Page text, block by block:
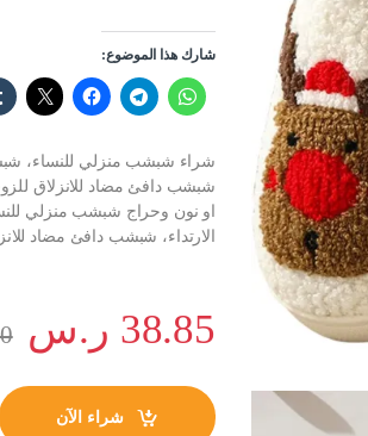
شارك هذا الموضوع:
شراء شبشب منزلي للنساء،
شبشب دافئ مضاد للانزلاق
او نون وحراج شبشب منزلي
الارتداء، شبشب دافئ مضاد
38.85 ر.س
شراء الآن